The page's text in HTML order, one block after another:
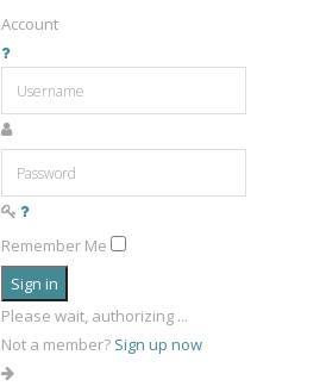
Account
Remember Me
Sign in
Please wait, authorizing ...
Not a member? Sign up now